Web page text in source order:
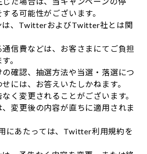
る可能性がございます。
は、TwitterおよびTwitter社とは関
通信費などは、お客さまにてご負担
。
の確認、抽選方法や当選・落選につ
には、お答えいたしかねます。
く変更されることがございます。
変更後の内容が直ちに適用されま
にあたっては、Twitter利用規約を